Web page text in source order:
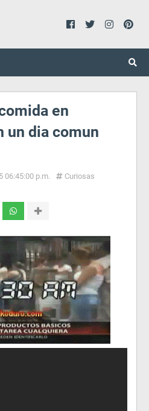
en
un dia comun
06:45:00 p.m.
Curiosas